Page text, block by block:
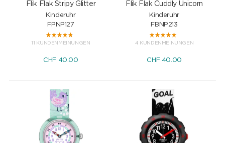
Flik Flak Stripy Glitter
Kinderuhr
FPNP127
11 KUNDENMEINUNGEN
CHF 40.00
Flik Flak Cuddly Unicorn
Kinderuhr
FBNP213
4 KUNDENMEINUNGEN
CHF 40.00